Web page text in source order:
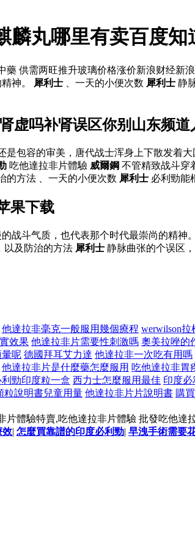
麟丸哪里有卖百度知
藥 供需两旺推升玻璃价格涨价新浪财经新浪
神。
犀利士 、一天的小便次数 犀利士 静
虚吗补肾误区你别山东频道
包容的审美，唐代战士浑身上下散发着
吃他達拉非片體驗 威爾鋼 不管精致战斗穿
的方法 、一天的小便次数 犀利士 必利勁能
果下载
战斗气质，也代表那个时代最崇尚的精
以及防治的方法 犀利士 静脉曲张的个误区
他達拉非毫克一般服用幾個療程 werwilson拉
效果 他達拉非片需要性刺激嗎 奧美拉唑的
暈呢 德國拜耳艾力達 他達拉非一次吃有用嗎
他達拉非片是什麼藥怎麼服用 吃他達拉非胃
利勁印度粒一盒 西力士怎麼服用最佳 印度必
粒說明書兒童用量 他達拉非片片說明書 購
片體驗特賣,吃他達拉非片體驗 批發吃他達
效| 怎麼買靠譜的印度必利勁| 早洩手術需要